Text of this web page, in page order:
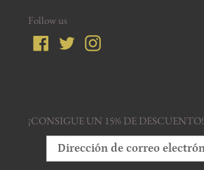
Follow us
Facebook
TwitterInstagram
¡CONSIGUE UN 15% DE DESCUENTO!